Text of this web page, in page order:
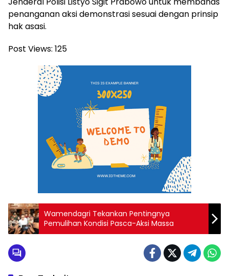
penanganan aksi demonstrasi sesuai dengan prinsip
hak asasi.
Post Views: 125
Wamendagri Tekankan Pentingnya
Pemulihan Kondisi Pasca-Aksi Massa